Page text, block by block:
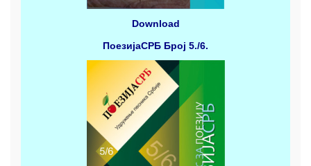
Download
ПоезијаСРБ Број 5./6.